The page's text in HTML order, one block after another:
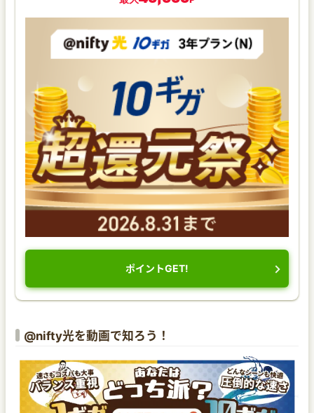
ポイントGET!
@nifty光を動画で知ろう！